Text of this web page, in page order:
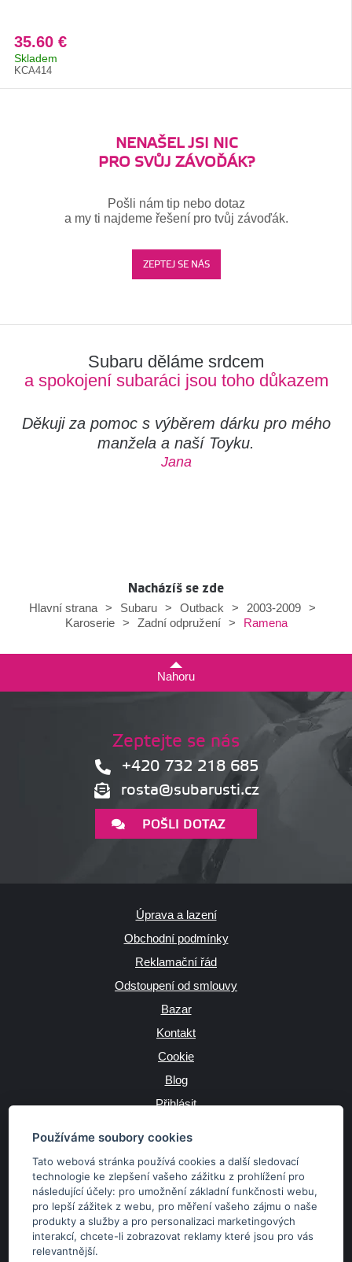
Používáme soubory cookies
Tato webová stránka používá cookies a další sledovací
technologie ke zlepšení vašeho zážitku z prohlížení pro
následující účely: pro umožnění základní funkčnosti webu,
pro lepší zážitek z webu, pro měření vašeho zájmu o naše
produkty a služby a pro personalizaci marketingových
interakcí,chcete-li zobrazovat reklamy které jsou pro vás
relevantnější.
35.60 €
Skladem
KCA414
NENAŠEL JSI NIC
PRO SVŮJ ZÁVOĎÁK?
Pošli nám tip nebo dotaz
a my ti najdeme řešení pro tvůj závoďák.
ZEPTEJ SE NÁS
Subaru děláme srdcem
a spokojení subaráci jsou toho důkazem
Děkuji za pomoc s výběrem dárku pro mého
manžela a naší Toyku.
Jana
Nacházíš se zde
Hlavní strana
> Subaru > Outback > 2003-2009
>
Karoserie
> Zadní odpružení > Ramena
Nahoru
Zeptejte se nás
+420 732 218 685
rosta@subarusti.cz
POŠLI DOTAZ
Úprava a lazení
Obchodní podmínky
Reklamační řád
Odstoupení od smlouvy
Bazar
Kontakt
Cookie
Blog
Přihlásit
JAZYK